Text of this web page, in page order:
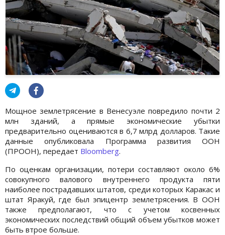
Мощное землетрясение в Венесуэле повредило почти 2
млн зданий, а прямые экономические убытки
предварительно оцениваются в 6,7 млрд долларов. Такие
данные опубликовала Программа развития ООН
(ПРООН), передает Bloomberg.
По оценкам организации, потери составляют около 6%
совокупного валового внутреннего продукта пяти
наиболее пострадавших штатов, среди которых Каракас и
штат Яракуй, где был эпицентр землетрясения. В ООН
также предполагают, что с учетом косвенных
экономических последствий общий объем убытков может
быть втрое больше.